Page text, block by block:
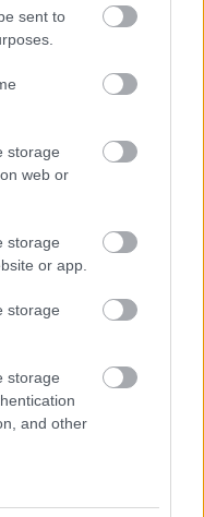
sent to
storage
web or
storage
or app.
storage
storage
and other
fontos dologra